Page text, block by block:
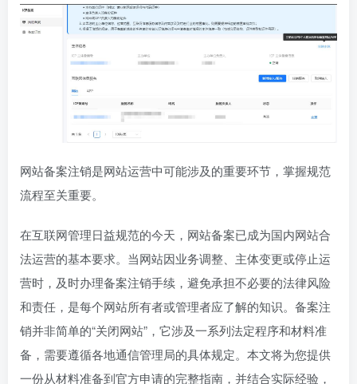
网站备案注销是网站运营中可能涉及的重要环节，掌握规范
流程至关重要。
在互联网管理日益规范的今天，网站备案已成为国内网站合
法运营的基本要求。当网站因业务调整、主体变更或停止运
营时，及时办理备案注销手续，避免承担不必要的法律风险
和责任，是每个网站所有者或管理者应了解的知识。备案注
销并非简单的“关闭网站”，它涉及一系列法定程序和材料准
备，需要遵循各地通信管理局的具体规定。本文将为您提供
一份从材料准备到官方申请的完整指南，并结合实际经验，